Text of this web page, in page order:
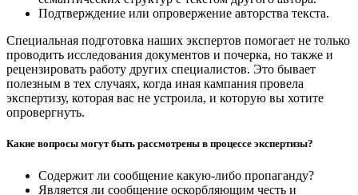
Подтверждение или опровержение авторства текста.
Специальная подготовка наших экспертов помогает не только
проводить исследования документов и почерка, но также и
рецензировать работу других специалистов. Это бывает
полезным в тех случаях, когда иная кампания провела
экспертизу, которая вас не устроила, и которую вы хотите
опровергнуть.
Какие вопросы могут быть рассмотрены в процессе экспертизы?
Содержит ли сообщение какую-либо пропаганду?
Является ли сообщение оскорбляющим честь и